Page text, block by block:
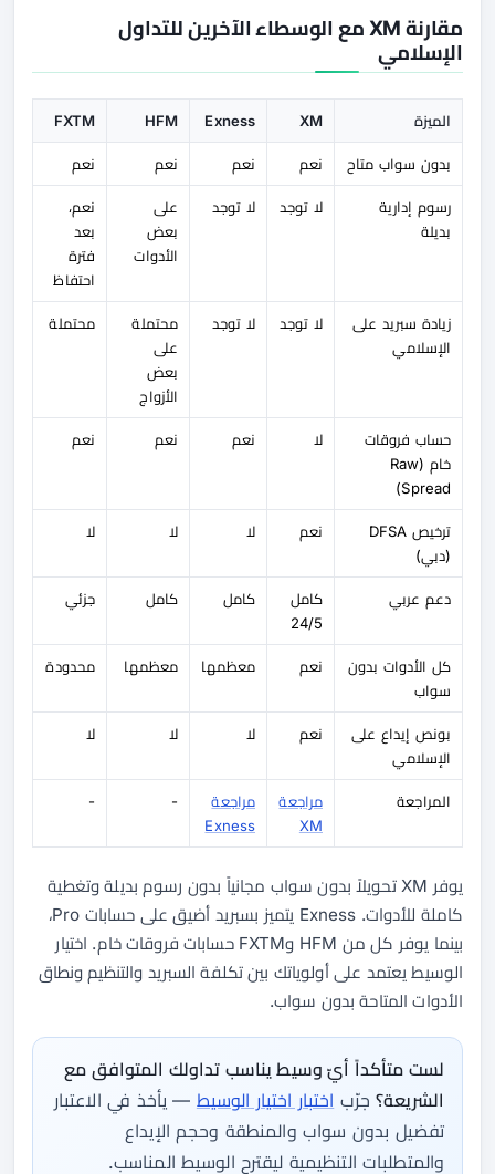
مقارنة XM مع الوسطاء الآخرين للتداول
الإسلامي
الميزة XM
Exness
HFM
FXTM
بدون سواب متاح نعم نعم نعم نعم
رسوم إدارية
بديلة
لا توجد لا توجد
على
بعض
الأدوات
نعم،
بعد
فترة
احتفاظ
زيادة سبريد على
الإسلامي
لا توجد لا توجد
محتملة
على
بعض
الأزواج
محتملة
حساب فروقات
خام (Raw
Spread)
لا نعم نعم نعم
ترخيص DFSA
(دبي)
نعم لا لا لا
دعم عربي
كامل
24/5
كامل كامل جزئي
كل الأدوات بدون
سواب
نعم معظمها معظمها محدودة
بونص إيداع على
الإسلامي
نعم لا لا لا
المراجعة
مراجعة
XM
مراجعة
Exness
-
-
يوفر XM تحويلاً بدون سواب مجانياً بدون رسوم بديلة وتغطية
كاملة للأدوات. Exness يتميز بسبريد أضيق على حسابات Pro،
بينما يوفر كل من HFM وFXTM حسابات فروقات خام. اختيار
الوسيط يعتمد على أولوياتك بين تكلفة السبريد والتنظيم ونطاق
الأدوات المتاحة بدون سواب.
لست متأكداً أيّ وسيط يناسب تداولك المتوافق مع
الشريعة؟جرّب اختبار اختيار الوسيط — يأخذ في الاعتبار
تفضيل بدون سواب والمنطقة وحجم الإيداع
والمتطلبات التنظيمية ليقترح الوسيط المناسب.